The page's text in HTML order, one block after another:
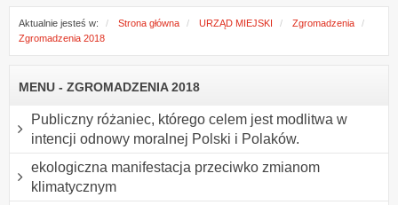
Aktualnie jesteś w: Strona główna URZĄD MIEJSKI
Zgromadzenia
Zgromadzenia 2018
MENU - ZGROMADZENIA 2018
Publiczny różaniec, którego celem jest modlitwa w
intencji odnowy moralnej Polski i Polaków.
ekologiczna manifestacja przeciwko zmianom
klimatycznym